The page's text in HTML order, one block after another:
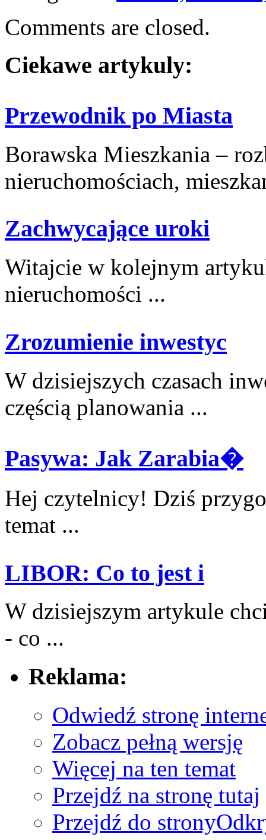
Comments are closed.
Ciekawe artykuly:
Przewodnik po Miasta
Borawska Mieszkania –
nieruchomościach,
Zachwycające uroki
Witajcie w kolejnym‍
nieruchomości ...
Zrozumienie inwestyc
W dzisiejszych ⁢czasach
‍częścią planowania ...
Pasywa: Jak Zarabia�
Hej⁢ czytelnicy! Dziś
temat⁢ ...
LIBOR: Co to jest i
W dzisiejszym artykule
- co⁤ ...
Reklama:
Odwiedź stronę
Zobacz pełną wersję
Więcej na ten temat
Przejdź na stronę tutaj
Przejdź do strony